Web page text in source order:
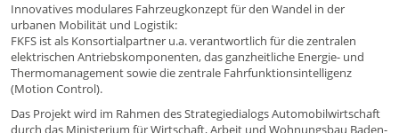
Innovatives modulares Fahrzeugkonzept für den Wandel in der
urbanen Mobilität und Logistik:
FKFS ist als Konsortialpartner u.a. verantwortlich für die zentralen
elektrischen Antriebskomponenten, das ganzheitliche Energie- und
Thermomanagement sowie die zentrale Fahrfunktionsintelligenz
(Motion Control).
Das Projekt wird im Rahmen des Strategiedialogs Automobilwirtschaft
durch das Ministerium für Wirtschaft, Arbeit und Wohnungsbau Baden-